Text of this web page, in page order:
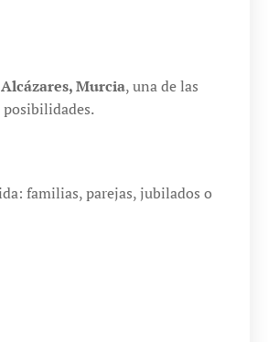
Murcia, una de las
familias, parejas, jubilados o